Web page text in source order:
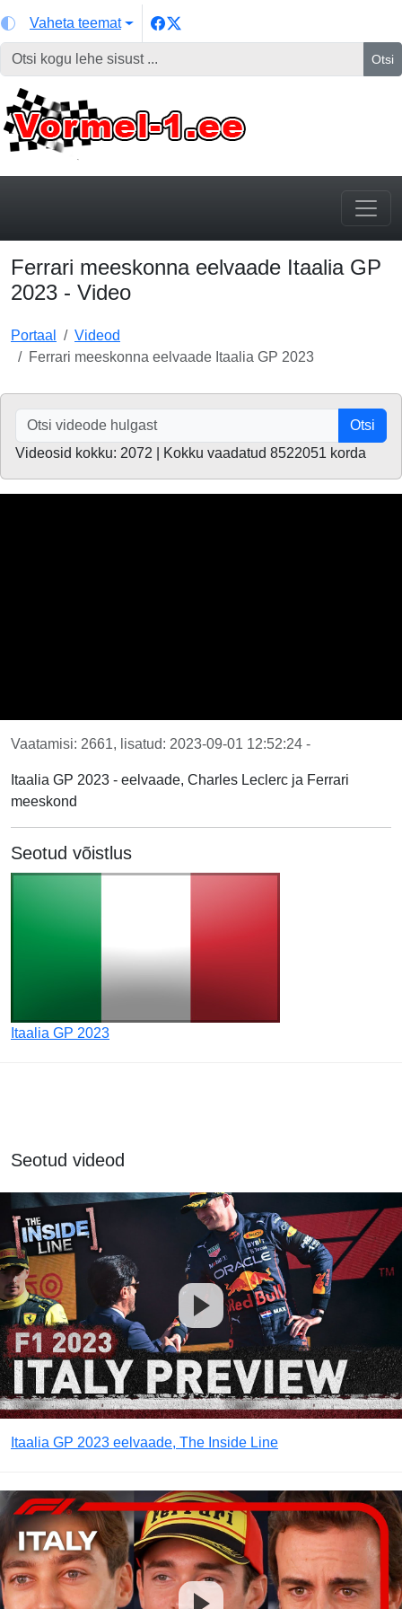
Vaheta teemat
Otsi
Ferrari meeskonna eelvaade Itaalia GP
2023 - Video
Portaal
Videod
Ferrari meeskonna eelvaade Itaalia GP 2023
Otsi
Videosid kokku: 2072 | Kokku vaadatud 8522051 korda
Vaatamisi: 2661, lisatud: 2023-09-01 12:52:24 -
Itaalia GP 2023 - eelvaade, Charles Leclerc ja Ferrari
meeskond
Seotud võistlus
Itaalia GP 2023
Seotud videod
Itaalia GP 2023 eelvaade, The Inside Line